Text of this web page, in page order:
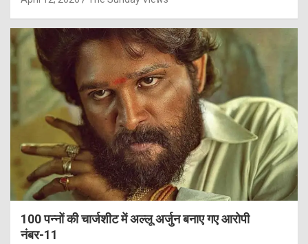
100 पन्नों की चार्जशीट में अल्लू अर्जुन बनाए गए आरोपी
नंबर-11